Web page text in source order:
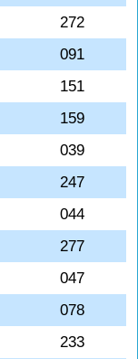
272
091
151
159
039
247
044
277
047
078
233